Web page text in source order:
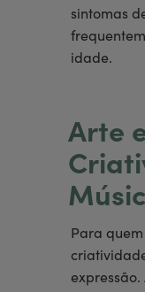
sintomas
idade.
Arte
Para
expressão.